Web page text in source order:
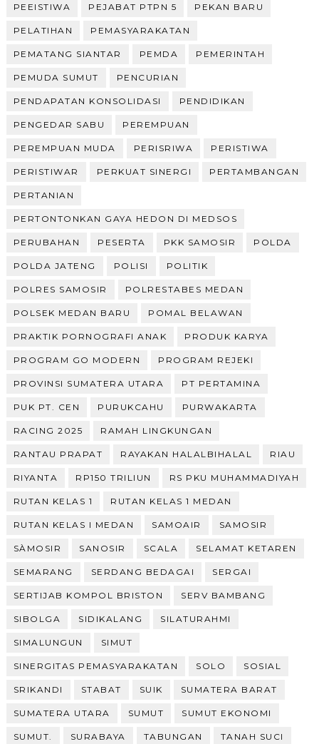
PEEISTIWA PEJABAT PTPN 5 PEKAN BARU
PELATIHAN PEMASYARAKATAN
PEMATANG SIANTAR PEMDA PEMERINTAH
PEMUDA SUMUT PENCURIAN
PENDAPATAN KONSOLIDASI PENDIDIKAN
PENGEDAR SABU PEREMPUAN
PEREMPUAN MUDA PERISRIWA PERISTIWA
PERISTIWAR PERKUAT SINERGI PERTAMBANGAN
PERTANIAN
PERTONTONKAN GAYA HEDON DI MEDSOS
PERUBAHAN PESERTA PKK SAMOSIR POLDA
POLDA JATENG POLISI POLITIK
POLRES SAMOSIR POLRESTABES MEDAN
POLSEK MEDAN BARU POMAL BELAWAN
PRAKTIK PORNOGRAFI ANAK PRODUK KARYA
PROGRAM GO MODERN PROGRAM REJEKI
PROVINSI SUMATERA UTARA PT PERTAMINA
PUK PT. CEN PURUKCAHU PURWAKARTA
RACING 2025 RAMAH LINGKUNGAN
RANTAU PRAPAT RAYAKAN HALALBIHALAL RIAU
RIYANTA RP150 TRILIUN RS PKU MUHAMMADIYAH
RUTAN KELAS 1 RUTAN KELAS 1 MEDAN
RUTAN KELAS I MEDAN SAMOAIR SAMOSIR
SÀMOSIR SANOSIR SCALA SELAMAT KETAREN
SEMARANG SERDANG BEDAGAI SERGAI
SERTIJAB KOMPOL BRISTON SERV BAMBANG
SIBOLGA SIDIKALANG SILATURAHMI
SIMALUNGUN SIMUT
SINERGITAS PEMASYARAKATAN SOLO SOSIAL
SRIKANDI STABAT SUIK SUMATERA BARAT
SUMATERA UTARA SUMUT SUMUT EKONOMI
SUMUT. SURABAYA TABUNGAN TANAH SUCI